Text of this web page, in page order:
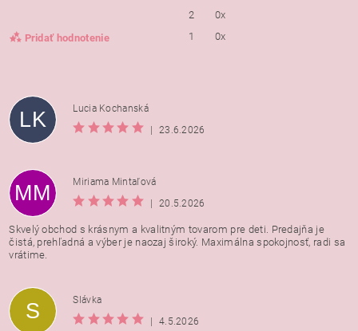
Pridať hodnotenie
2
0x
1
0x
Vložením hodnotenie súhlasíte s
osobných údajov
LK
Lucia Kochanská
|
23.6.2026
MM
Miriama Mintaľová
|
20.5.2026
Skvelý obchod s krásnym a kvalitným tovarom pre deti. Predajňa je
čistá, prehľadná a výber je naozaj široký. Maximálna spokojnosť, radi sa
vrátime.
S
Slávka
|
4.5.2026